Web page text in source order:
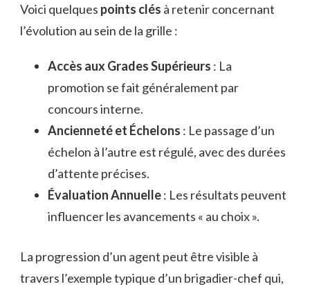
Voici quelques points clés à retenir concernant
l’évolution au sein de la grille :
Accès aux Grades Supérieurs : La
promotion se fait généralement par
concours interne.
Ancienneté et Échelons : Le passage d’un
échelon à l’autre est régulé, avec des durées
d’attente précises.
Évaluation Annuelle: Les résultats peuvent
influencer les avancements « au choix ».
La progression d’un agent peut être visible à
travers l’exemple typique d’un brigadier-chef qui,